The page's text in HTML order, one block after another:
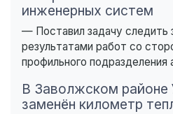
инженерных систем
— Поставил задачу следить
результатами работ со
профильного подразделения
В Заволжском районе
заменён километр